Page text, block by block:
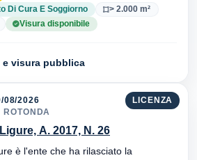
Di Cura E Soggiorno
> 2.000 m²
Visura disponibile
visura pubblica
LICENZA
08/2026
A. 2017, N. 26
è l'ente che ha rilasciato la